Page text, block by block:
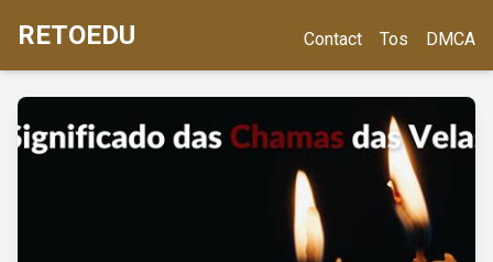
RETOEDU Contact Tos DMCA